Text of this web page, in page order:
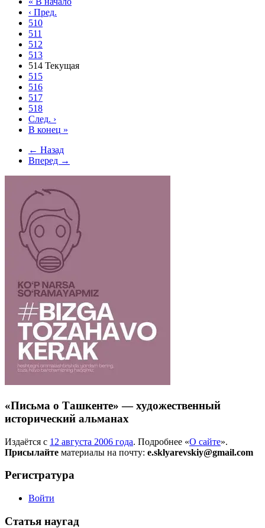
‹ Пред.
510
511
512
513
514 Текущая
515
516
517
518
След. ›
В конец »
← Назад
Вперед →
«Письма о Ташкенте» — художественный
исторический альманах
Издаётся с 12 августа 2006 года. Подробнее «О сайте».
Присылайте материалы на почту: e.sklyarevskiy@gmail.com
Регистратура
Войти
Статья наугад